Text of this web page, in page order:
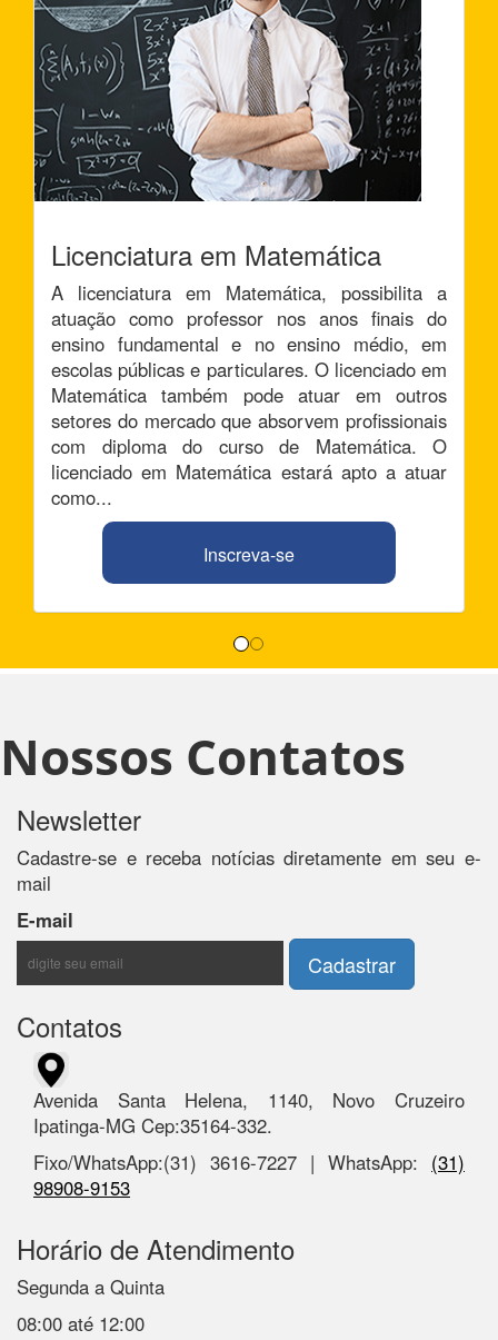
Licenciatura em Matemática
A licenciatura em Matemática, possibilita a
atuação como professor nos anos finais do
ensino fundamental e no ensino médio, em
escolas públicas e particulares. O licenciado em
Matemática também pode atuar em outros
setores do mercado que absorvem profissionais
com diploma do curso de Matemática. O
licenciado em Matemática estará apto a atuar
como...
Inscreva-se
Nossos Contatos
Newsletter
Cadastre-se e receba notícias diretamente em seu e-
mail
E-mail
Contatos
Avenida Santa Helena, 1140, Novo Cruzeiro
Ipatinga-MG Cep:35164-332.
Fixo/WhatsApp:(31) 3616-7227 | WhatsApp: (31)
98908-9153
Horário de Atendimento
Segunda a Quinta
08:00 até 12:00